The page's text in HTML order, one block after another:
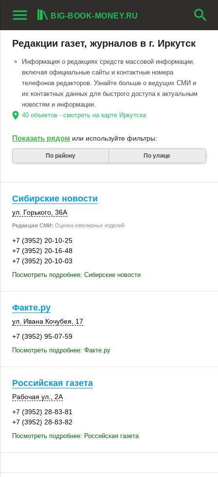
menu BIG-BOOK-MONEY.RU search
Редакции газет, журналов в г. Иркутск
Информация о редакциях средств массовой информации,
включая официальные сайты и контактные номера
телефонов редакторов. Узнайте больше о ведущих СМИ и
их контактных данных для быстрого доступа к актуальным
новостям и информации.
location_on 40 объектов - смотреть на карте Иркутска
Показать рядом или используйте фильтры:
По району По улице
Сибирские новости
ул. Горького 36А
Редакции СМИ: Оценка ювелирных изделий
+7 (3952) 20-10-25
+7 (3952) 20-16-48
+7 (3952) 20-10-03
Посмотреть подробнее: Сибирские новости
Факте.ру
ул. Ивана Кочубея, 17
+7 (3952) 95-07-59
Посмотреть подробнее: Факте.ру
Российская газета
Рабочая ул., 2А
+7 (3952) 28-83-81
+7 (3952) 28-83-82
Посмотреть подробнее: Российская газета